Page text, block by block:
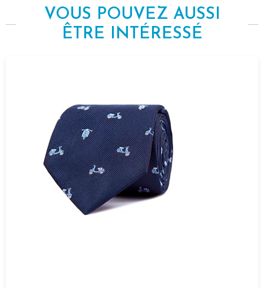
VOUS POUVEZ AUSSI
ÊTRE INTÉRESSÉ